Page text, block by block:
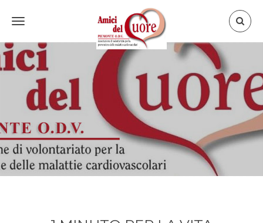
Toggle